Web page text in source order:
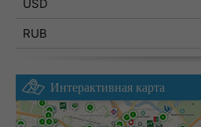
USD
RUB
Интерактивная карта